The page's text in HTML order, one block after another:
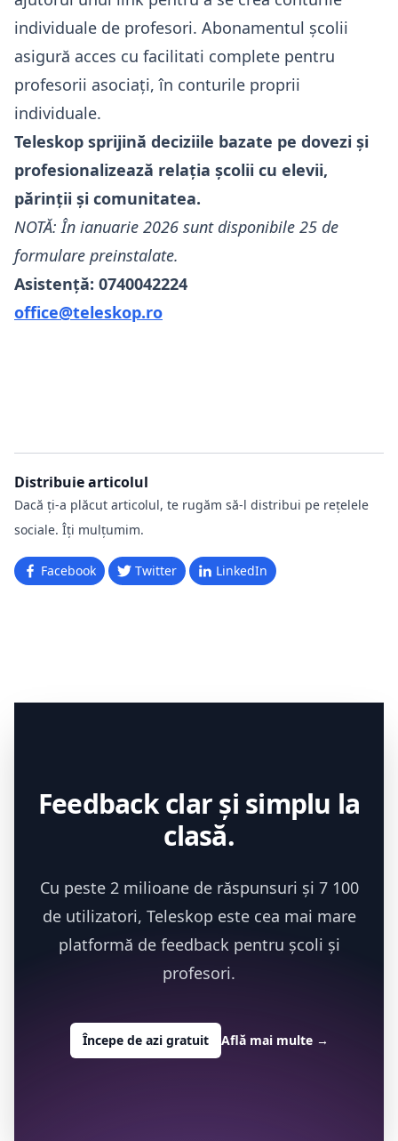
individuale de profesori. Abonamentul școlii
asigură acces cu facilitati complete pentru
profesorii asociați, în conturile proprii
individuale.
Teleskop sprijină deciziile bazate pe dovezi și
profesionalizează relația școlii cu elevii,
părinții și comunitatea.
NOTĂ: În ianuarie 2026 sunt disponibile 25 de
formulare preinstalate.
Asistență: 0740042224
office@teleskop.ro
Distribuie articolul
Dacă ți-a plăcut articolul, te rugăm să-l distribui pe rețelele
sociale. Îți mulțumim.
Facebook Twitter LinkedIn
Feedback clar și simplu la
clasă.
Cu peste 2 milioane de răspunsuri și 7 100
de utilizatori, Teleskop este cea mai mare
platformă de feedback pentru școli și
profesori.
Începe de azi gratuit Află mai multe →